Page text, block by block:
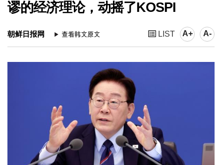
谬的经济理论，动摇了KOSPI
朝鲜日报网 LIST A+ A-